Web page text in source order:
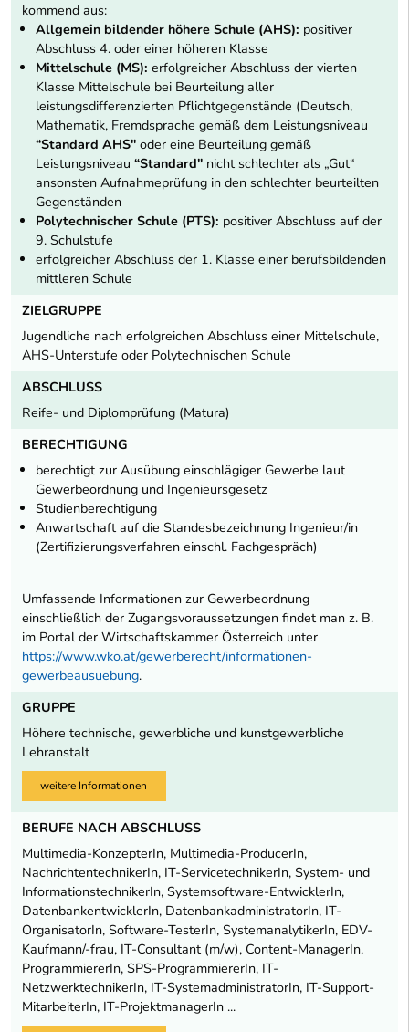
kommend aus:
Allgemein bildender höhere Schule (AHS): positiver
Abschluss 4. oder einer höheren Klasse
Mittelschule (MS): erfolgreicher Abschluss der vierten
Klasse Mittelschule bei Beurteilung aller
leistungsdifferenzierten Pflichtgegenstände (Deutsch,
Mathematik, Fremdsprache gemäß dem Leistungsniveau
“Standard AHS" oder eine Beurteilung gemäß
Leistungsniveau “Standard" nicht schlechter als „Gut“
ansonsten Aufnahmeprüfung in den schlechter beurteilten
Gegenständen
Polytechnischer Schule (PTS): positiver Abschluss auf der
9. Schulstufe
erfolgreicher Abschluss der 1. Klasse einer berufsbildenden
mittleren Schule
ZIELGRUPPE
Jugendliche nach erfolgreichen Abschluss einer Mittelschule,
AHS-Unterstufe oder Polytechnischen Schule
ABSCHLUSS
Reife- und Diplomprüfung (Matura)
BERECHTIGUNG
berechtigt zur Ausübung einschlägiger Gewerbe laut
Gewerbeordnung und Ingenieursgesetz
Studienberechtigung
Anwartschaft auf die Standesbezeichnung Ingenieur/in
(Zertifizierungsverfahren einschl. Fachgespräch)
Umfassende Informationen zur Gewerbeordnung
einschließlich der Zugangsvoraussetzungen findet man z. B.
im Portal der Wirtschaftskammer Österreich unter
https://www.wko.at/gewerberecht/informationen-
gewerbeausuebung.
GRUPPE
Höhere technische, gewerbliche und kunstgewerbliche
Lehranstalt
weitere Informationen
BERUFE NACH ABSCHLUSS
Multimedia-KonzepterIn, Multimedia-ProducerIn,
NachrichtentechnikerIn, IT-ServicetechnikerIn, System- und
InformationstechnikerIn, Systemsoftware-EntwicklerIn,
DatenbankentwicklerIn, DatenbankadministratorIn, IT-
OrganisatorIn, Software-TesterIn, SystemanalytikerIn, EDV-
Kaufmann/-frau, IT-Consultant (m/w), Content-ManagerIn,
ProgrammiererIn, SPS-ProgrammiererIn, IT-
NetzwerktechnikerIn, IT-SystemadministratorIn, IT-Support-
MitarbeiterIn, IT-ProjektmanagerIn ...